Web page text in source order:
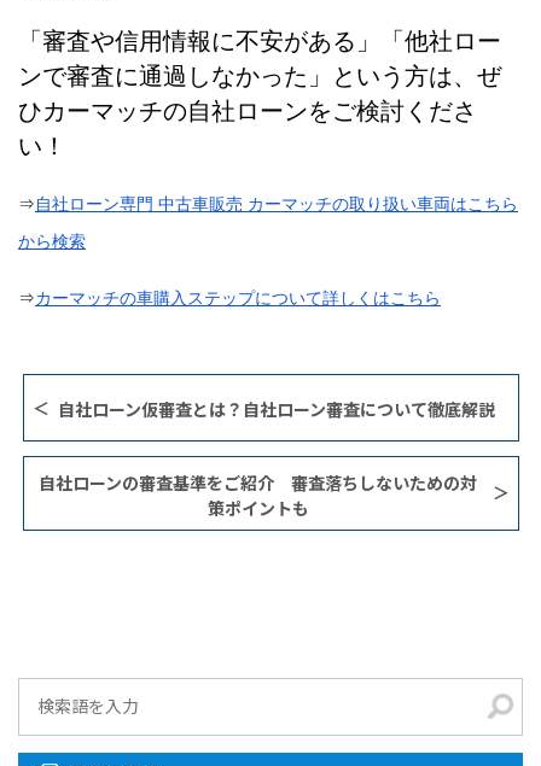
「審査や信用情報に不安がある」「他社ロー
ンで審査に通過しなかった」という方は、ぜ
ひカーマッチの自社ローンをご検討くださ
い！
⇒自社ローン専門 中古車販売 カーマッチの取り扱い車両はこちら
から検索
⇒カーマッチの車購入ステップについて詳しくはこちら
自社ローン仮審査とは？自社ローン審査について徹底解説
自社ローンの審査基準をご紹介 審査落ちしないための対
策ポイントも